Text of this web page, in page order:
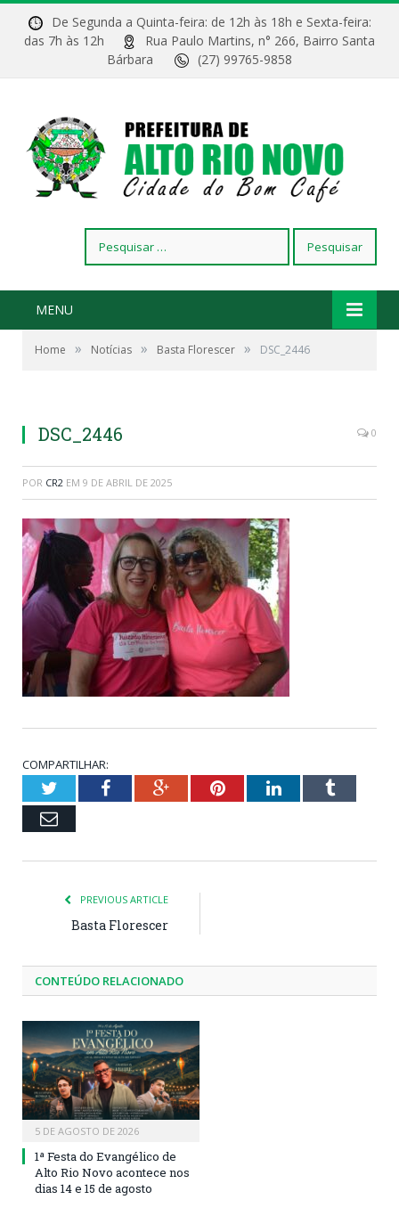
De Segunda a Quinta-feira: de 12h às 18h e Sexta-feira:
das 7h às 12h
Rua Paulo Martins, n° 266, Bairro Santa
Bárbara
(27) 99765-9858
por:
MENU
Home » Notícias » Basta Florescer » DSC_2446
DSC_2446 0
POR CR2 EM 9 DE ABRIL DE 2025
COMPARTILHAR:
TwitterFacebookGoogle+PinterestLinkedInTumblr
Email
PREVIOUS ARTICLE
Basta Florescer
CONTEÚDO RELACIONADO
5 DE AGOSTO DE 2026
1ª Festa do Evangélico de
Alto Rio Novo acontece nos
dias 14 e 15 de agosto